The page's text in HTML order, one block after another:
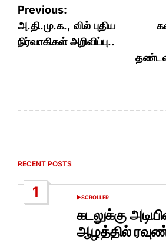
Post
navigation
Previous:
அ.தி.மு.க., வில் புதிய
நிர்வாகிகள் அறிவிப்பு..
RECENT POSTS
1
POSTED
SCROLLER
கடலுக்கு
ஆழத்தில்